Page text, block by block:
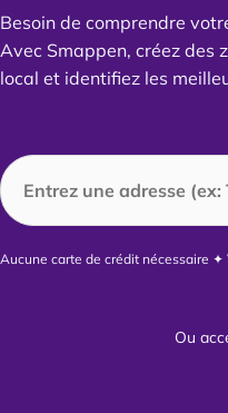
Besoin de comprendre
Avec Smappen, créez des
local et identifiez les
Aucune carte de crédit nécessaire
Ou